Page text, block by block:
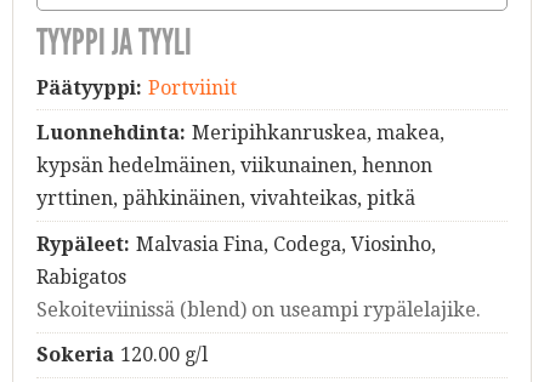
TYYPPI JA TYYLI
Päätyyppi: Portviinit
Luonnehdinta: Meripihkanruskea, makea,
kypsän hedelmäinen, viikunainen, hennon
yrttinen, pähkinäinen, vivahteikas, pitkä
Rypäleet: Malvasia Fina, Codega, Viosinho,
Rabigatos
Sekoiteviinissä (blend) on useampi rypälelajike.
Sokeria 120.00 g/l